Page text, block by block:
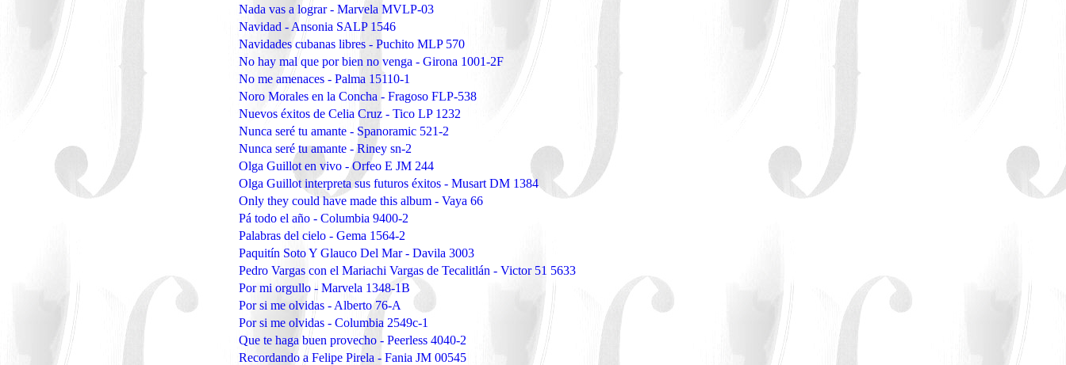
Nada vas a lograr - Marvela MVLP-03
Navidad - Ansonia SALP 1546
Navidades cubanas libres - Puchito MLP 570
No hay mal que por bien no venga - Girona 1001-2F
No me amenaces - Palma 15110-1
Noro Morales en la Concha - Fragoso FLP-538
Nuevos éxitos de Celia Cruz - Tico LP 1232
Nunca seré tu amante - Spanoramic 521-2
Nunca seré tu amante - Riney sn-2
Olga Guillot en vivo - Orfeo E JM 244
Olga Guillot interpreta sus futuros éxitos - Musart DM 1384
Only they could have made this album - Vaya 66
Pá todo el año - Columbia 9400-2
Palabras del cielo - Gema 1564-2
Paquitín Soto Y Glauco Del Mar - Davila 3003
Pedro Vargas con el Mariachi Vargas de Tecalitlán - Victor 51 5633
Por mi orgullo - Marvela 1348-1B
Por si me olvidas - Alberto 76-A
Por si me olvidas - Columbia 2549c-1
Que te haga buen provecho - Peerless 4040-2
Recordando a Felipe Pirela - Fania JM 00545